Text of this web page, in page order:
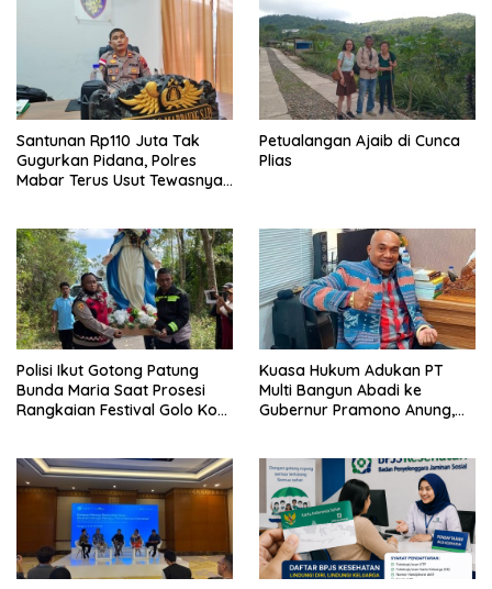
Santunan Rp110 Juta Tak
Gugurkan Pidana, Polres
Mabar Terus Usut Tewasnya
Petualangan Ajaib di Cunca
Plias
Polisi Ikut Gotong Patung
Bunda Maria Saat Prosesi
Rangkaian Festival Golo Koe
Kuasa Hukum Adukan PT
Multi Bangun Abadi ke
Gubernur Pramono Anung,